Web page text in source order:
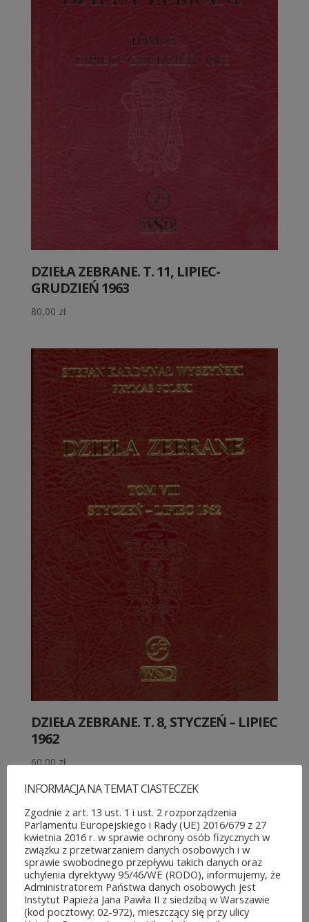
DZIEŁA ZEBRANE. T. 11, LIPIEC-
GRUDZIEŃ 1963
80,00 zł
DZIEŁA ZEBRANE. T. 8, STYCZEŃ – LIPIEC
1962
60,00 zł
INFORMACJA NA TEMAT CIASTECZEK
Zgodnie z art. 13 ust. 1 i ust. 2 rozporządzenia
Parlamentu Europejskiego i Rady (UE) 2016/679 z 27
kwietnia 2016 r. w sprawie ochrony osób fizycznych w
związku z przetwarzaniem danych osobowych i w
sprawie swobodnego przepływu takich danych oraz
uchylenia dyrektywy 95/46/WE (RODO), informujemy, że
Administratorem Państwa danych osobowych jest
Instytut Papieża Jana Pawła II z siedzibą w Warszawie
(kod pocztowy: 02-972), mieszczący się przy ulicy